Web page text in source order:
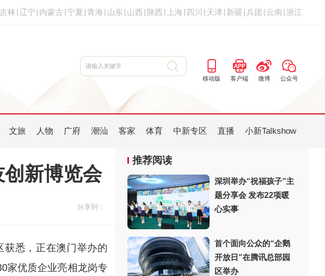
吉林 辽宁 内蒙古 宁夏 青海 山东 山西 陕西 上海 四川 天津 新疆 兵团 云南 浙江
移动版 客户端 微博 公众号
文旅 人物 广府 潮汕 客家 体育 中新专区 直播 小新Talkshow
新博览会
分享到：
悉，正在澳门举办的
家优质企业亮相龙岗专
推荐阅读
深圳举办“祝福孩子”主
题分享会 发布22项暖
心实事
首个面向公众的“企鹅
开放日”在腾讯总部园
区举办